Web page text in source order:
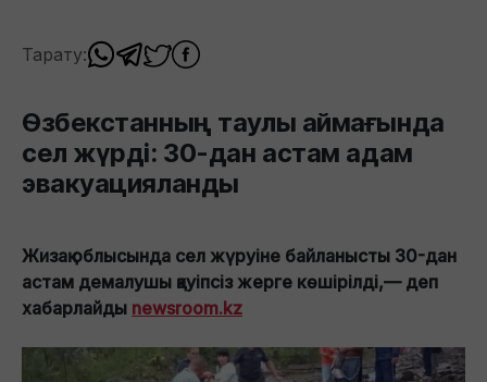
Тарату:
Өзбекстанның таулы аймағында
сел жүрді: 30-дан астам адам
эвакуацияланды
Жизақ облысында сел жүруіне байланысты 30-дан
астам демалушы қауіпсіз жерге көшірілді,— деп
хабарлайды newsroom.kz